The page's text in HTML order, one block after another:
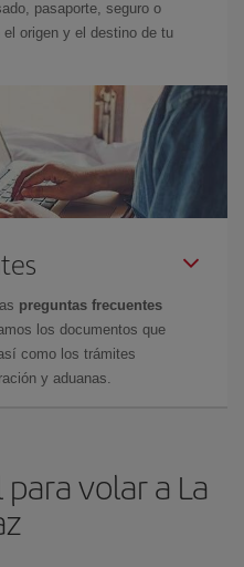
pasaporte, seguro o
origen y el destino de tu
preguntas frecuentes
los documentos que
como los trámites
y aduanas.
volar a La